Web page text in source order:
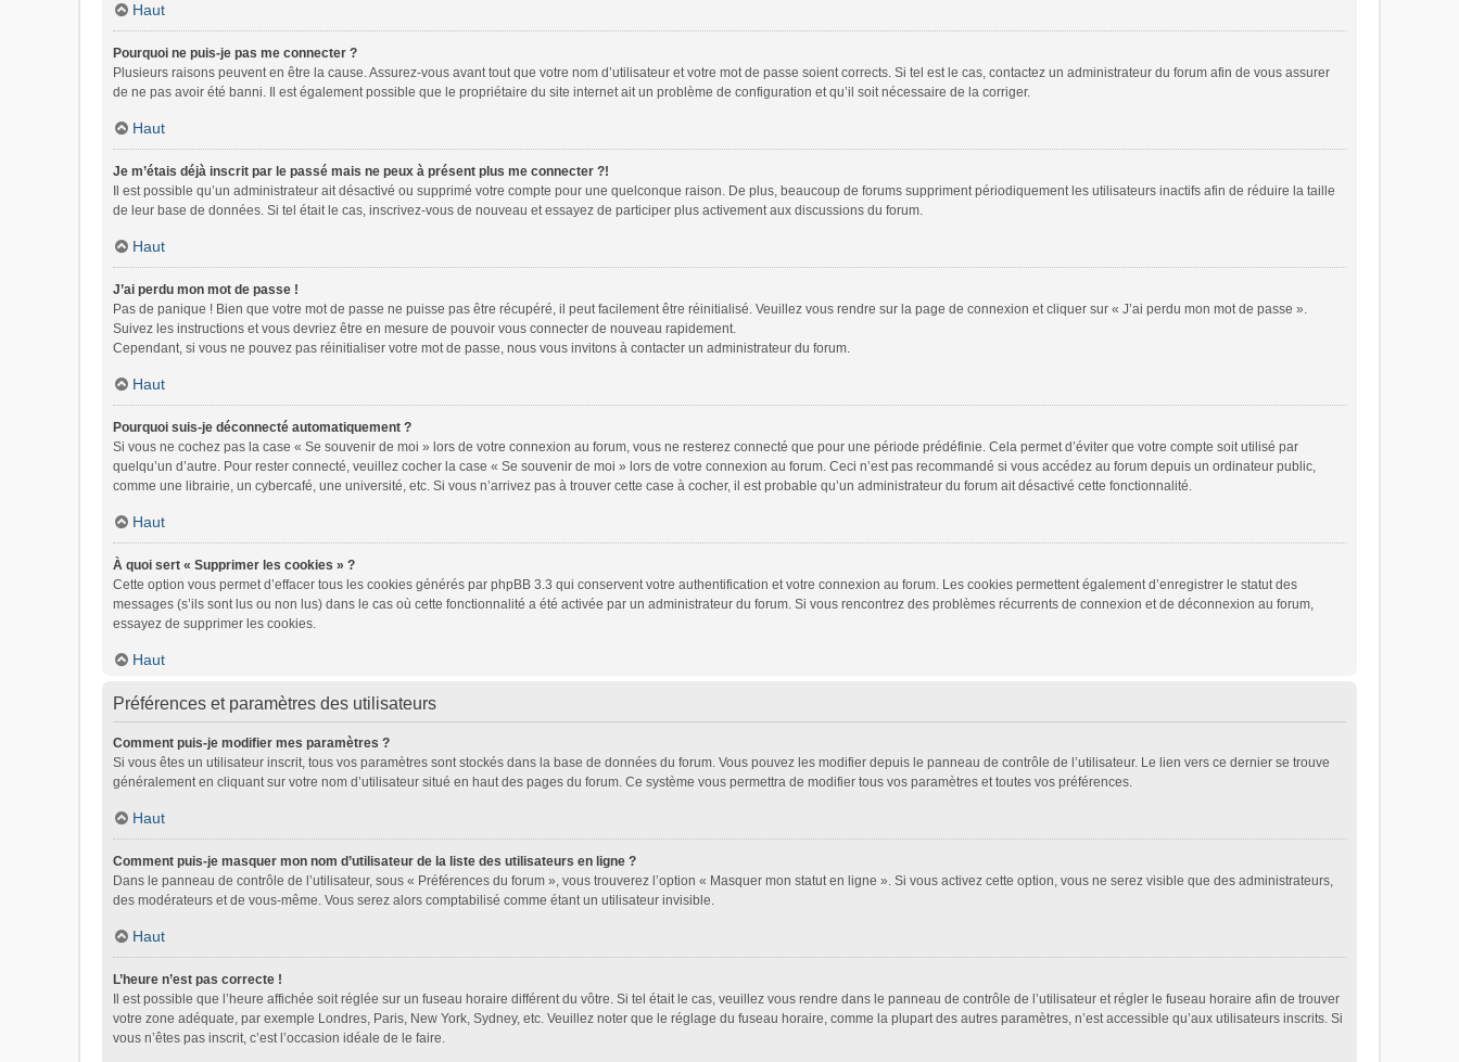
Haut
Pourquoi ne puis-je pas me connecter ?
Plusieurs raisons peuvent en être la cause. Assurez-vous avant tout que votre nom d’utilisateur et votre mot de passe soient corrects. Si tel est le cas, contactez un administrateur du forum afin de vous assurer
de ne pas avoir été banni. Il est également possible que le propriétaire du site internet ait un problème de configuration et qu’il soit nécessaire de la corriger.
Haut
Je m’étais déjà inscrit par le passé mais ne peux à présent plus me connecter ?!
Il est possible qu’un administrateur ait désactivé ou supprimé votre compte pour une quelconque raison. De plus, beaucoup de forums suppriment périodiquement les utilisateurs inactifs afin de réduire la taille
de leur base de données. Si tel était le cas, inscrivez-vous de nouveau et essayez de participer plus activement aux discussions du forum.
Haut
J’ai perdu mon mot de passe !
Pas de panique ! Bien que votre mot de passe ne puisse pas être récupéré, il peut facilement être réinitialisé. Veuillez vous rendre sur la page de connexion et cliquer sur « J’ai perdu mon mot de passe ».
Suivez les instructions et vous devriez être en mesure de pouvoir vous connecter de nouveau rapidement.
Cependant, si vous ne pouvez pas réinitialiser votre mot de passe, nous vous invitons à contacter un administrateur du forum.
Haut
Pourquoi suis-je déconnecté automatiquement ?
Si vous ne cochez pas la case « Se souvenir de moi » lors de votre connexion au forum, vous ne resterez connecté que pour une période prédéfinie. Cela permet d’éviter que votre compte soit utilisé par
quelqu’un d’autre. Pour rester connecté, veuillez cocher la case « Se souvenir de moi » lors de votre connexion au forum. Ceci n’est pas recommandé si vous accédez au forum depuis un ordinateur public,
comme une librairie, un cybercafé, une université, etc. Si vous n’arrivez pas à trouver cette case à cocher, il est probable qu’un administrateur du forum ait désactivé cette fonctionnalité.
Haut
À quoi sert « Supprimer les cookies » ?
Cette option vous permet d’effacer tous les cookies générés par phpBB 3.3 qui conservent votre authentification et votre connexion au forum. Les cookies permettent également d’enregistrer le statut des
messages (s’ils sont lus ou non lus) dans le cas où cette fonctionnalité a été activée par un administrateur du forum. Si vous rencontrez des problèmes récurrents de connexion et de déconnexion au forum,
essayez de supprimer les cookies.
Haut
Préférences et paramètres des utilisateurs
Comment puis-je modifier mes paramètres ?
Si vous êtes un utilisateur inscrit, tous vos paramètres sont stockés dans la base de données du forum. Vous pouvez les modifier depuis le panneau de contrôle de l’utilisateur. Le lien vers ce dernier se trouve
généralement en cliquant sur votre nom d’utilisateur situé en haut des pages du forum. Ce système vous permettra de modifier tous vos paramètres et toutes vos préférences.
Haut
Comment puis-je masquer mon nom d’utilisateur de la liste des utilisateurs en ligne ?
Dans le panneau de contrôle de l’utilisateur, sous « Préférences du forum », vous trouverez l’option « Masquer mon statut en ligne ». Si vous activez cette option, vous ne serez visible que des administrateurs,
des modérateurs et de vous-même. Vous serez alors comptabilisé comme étant un utilisateur invisible.
Haut
L’heure n’est pas correcte !
Il est possible que l’heure affichée soit réglée sur un fuseau horaire différent du vôtre. Si tel était le cas, veuillez vous rendre dans le panneau de contrôle de l’utilisateur et régler le fuseau horaire afin de trouver
votre zone adéquate, par exemple Londres, Paris, New York, Sydney, etc. Veuillez noter que le réglage du fuseau horaire, comme la plupart des autres paramètres, n’est accessible qu’aux utilisateurs inscrits. Si
vous n’êtes pas inscrit, c’est l’occasion idéale de le faire.